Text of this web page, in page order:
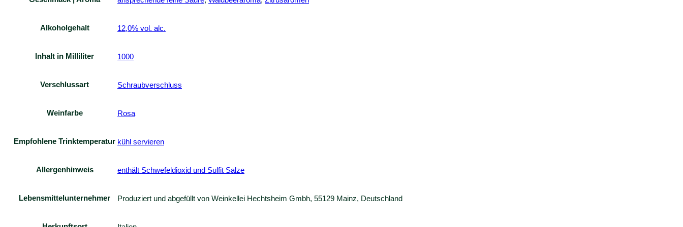
Alkoholgehalt 12,0% vol. alc.
Inhalt in Milliliter 1000
Verschlussart Schraubverschluss
Weinfarbe Rosa
Empfohlene Trinktemperatur kühl servieren
Allergenhinweis enthält Schwefeldioxid und Sulfit Salze
Lebensmittelunternehmer Produziert und abgefüllt von ‎Weinkellei Hechtsheim Gmbh, 55129 Mainz, Deutschland